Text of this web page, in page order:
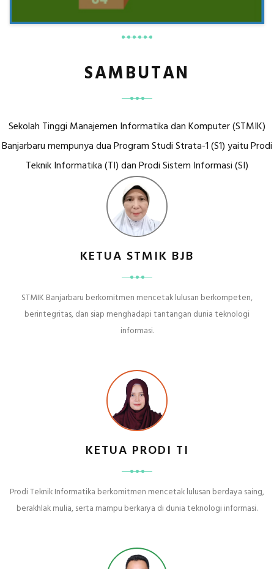
SAMBUTAN
Sekolah Tinggi Manajemen Informatika dan Komputer (STMIK)
Banjarbaru mempunya dua Program Studi Strata-1 (S1) yaitu Prodi
Teknik Informatika (TI) dan Prodi Sistem Informasi (SI)
KETUA STMIK BJB
STMIK Banjarbaru berkomitmen mencetak lulusan berkompeten,
berintegritas, dan siap menghadapi tantangan dunia teknologi
informasi.
KETUA PRODI TI
Prodi Teknik Informatika berkomitmen mencetak lulusan berdaya saing,
berakhlak mulia, serta mampu berkarya di dunia teknologi informasi.